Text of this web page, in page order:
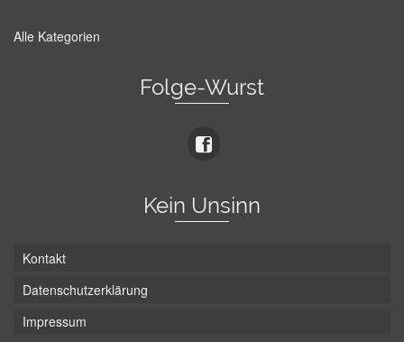
Alle Kategorien
Folge-Wurst
Kein Unsinn
Kontakt
Datenschutzerklärung
Impressum